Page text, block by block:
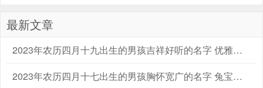
最新文章
2023年农历四月十九出生的男孩吉祥好听的名字 优雅的兔男宝宝名字大全
2023年农历四月十七出生的男孩胸怀宽广的名字 兔宝宝起名字大全男孩生辰八字起名